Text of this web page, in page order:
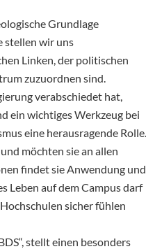
Grundlage
stellen wir uns
Linken, der politischen
zuzuordnen sind.
verabschiedet hat,
ein wichtiges Werkzeug bei
eine herausragende Rolle.
möchten sie an allen
findet sie Anwendung und
Leben auf dem Campus darf
sicher fühlen
stellt einen besonders